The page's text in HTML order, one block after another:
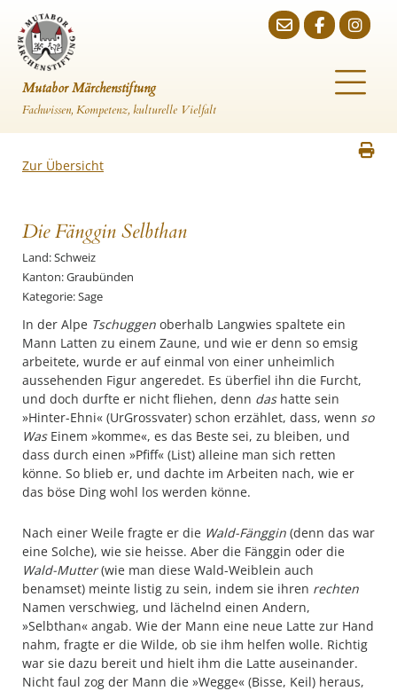
Mutabor Märchenstiftung
Fachwissen, Kompetenz, kulturelle Vielfalt
Zur Übersicht
Die Fänggin Selbthan
Land: Schweiz
Kanton: Graubünden
Kategorie: Sage
In der Alpe Tschuggen oberhalb Langwies spaltete ein
Mann Latten zu ei­nem Zaune, und wie er denn so emsig
arbeitete, wurde er auf einmal von einer unheimlich
aussehenden Figur angeredet. Es überfiel ihn die Furcht,
und doch durfte er nicht fliehen, denn das hatte sein
»Hinter-Ehni« (Ur­Grossvater) schon erzählet, dass, wenn so
Was Einem »komme«, es das Beste sei, zu bleiben, und
dass durch einen »Pfiff« (List) alleine man sich retten
könne. So blieb er, und dachte im Arbeiten nach, wie er
das böse Ding wohl los werden könne.
Nach einer Weile fragte er die Wald-Fänggin (denn das war
eine Solche), wie sie heisse. Aber die Fänggin oder die
Wald-Mutter(wie man diese Wald-Weiblein auch
benamset) meinte listig zu sein, indem sie ihren rechten
Namen ver­schwieg, und lächelnd einen Andern,
»Selbthan« angab. Wie der Mann eine neue Latte zur Hand
nahm, fragte er die Wilde, ob sie ihm helfen wolle. Richtig
war sie dazu bereit und hielt ihm die Latte auseinander.
Nicht faul zog der Mann die »Wegge« (Bisse, Keil) heraus,